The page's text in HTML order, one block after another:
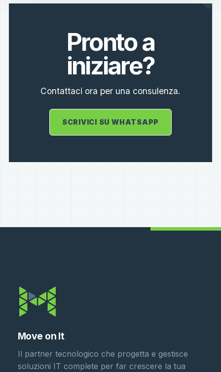
Pronto a
iniziare?
Contattaci ora per una consulenza.
SCRIVICI SU WHATSAPP
Move on It
Il partner tecnologico che progetta e gestisce
soluzioni IT complete per far crescere la tua